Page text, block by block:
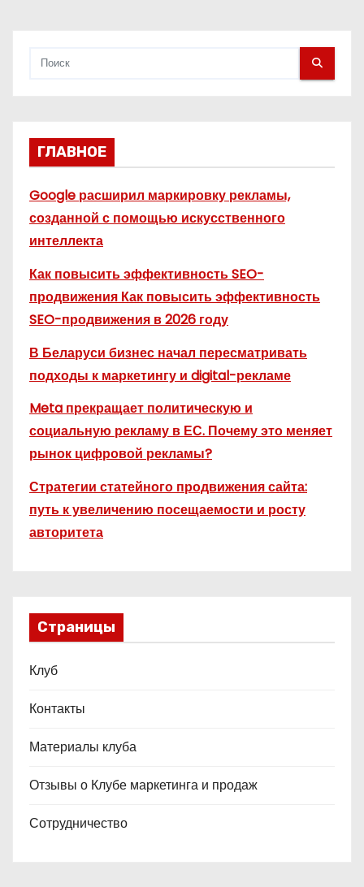
ГЛАВНОЕ
Google расширил маркировку рекламы,
созданной с помощью искусственного
интеллекта
Как повысить эффективность SEO-
продвижения Как повысить эффективность
SEO-продвижения в 2026 году
В Беларуси бизнес начал пересматривать
подходы к маркетингу и digital-рекламе
Meta прекращает политическую и
социальную рекламу в ЕС. Почему это меняет
рынок цифровой рекламы?
Стратегии статейного продвижения сайта:
путь к увеличению посещаемости и росту
авторитета
Страницы
Клуб
Контакты
Материалы клуба
Отзывы о Клубе маркетинга и продаж
Сотрудничество